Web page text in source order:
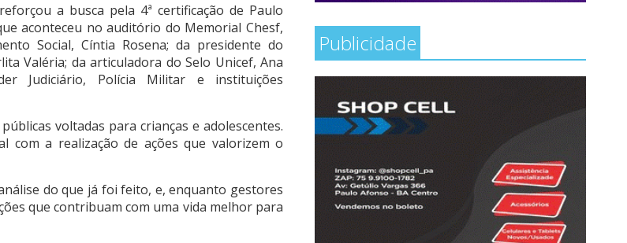
a busca pela 4ª certificação de Paulo
aconteceu no auditório do Memorial Chesf,
Social, Cíntia Rosena; da presidente do
Valéria; da articuladora do Selo Unicef, Ana
Judiciário, Polícia Militar e instituições
voltadas para crianças e adolescentes.
com a realização de ações que valorizem o
do que já foi feito, e, enquanto gestores
que contribuam com uma vida melhor para
Publicidade